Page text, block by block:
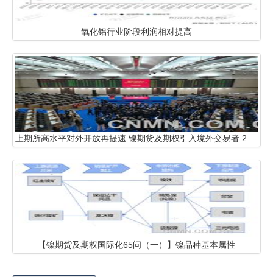
氧化铝行业阶段利润相对提高
【镍期货及期权国际化65问（一）】镍品种基本属性